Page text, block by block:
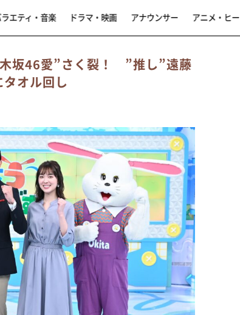
エティ・音楽 ドラマ・映画 アナウンサー アニメ・ヒ
木坂46愛”さく裂！ ”推し”遠藤
オル回し